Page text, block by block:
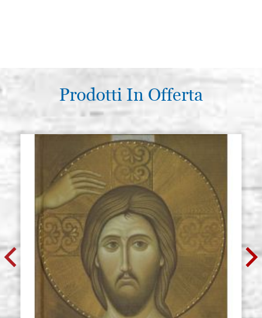
Prodotti In Offerta